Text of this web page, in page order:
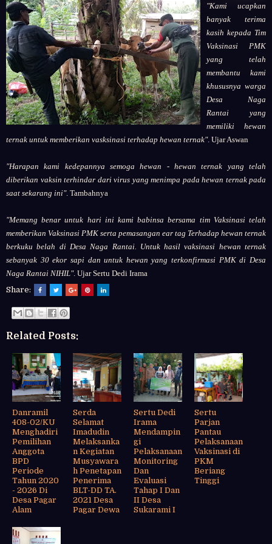
"Kami ucapkan
banyak terima
kasih kepada Tim
Vaksinasi PMK
yang telah
membantu kami
khususnya warga
Desa Naga
Rantai yang
memiliki hewan
ternak untuk memberikan vasksinasi terhadap hewan ternak". Ujar Aswan
"Harapan kami kedepannya semoga hewan - hewan ternak yang telah
diberikan vaksin terhindar dari virus yang menimpa pada hewan ternak pada
saat sekarang ini". Tambahnya
"Memang benar untuk hari ini kami babinsa bersama tim Vaksinasi telah
memberikan Vaksinasi PMK serta pemasangan ear tag Terhadap hewan ternak
berkuku belah di Desa Naga Rantai. Untuk hasil vaksinasi hewan ternak
sebanyak 30 ekor sapi dan untuk hewan yang terkonfirmasi PMK di Desa
Naga Rantai NIHIL". Ujar Sertu Dedi Irama
Share:
Related Posts:
Danramil
408-02/KU
Menghadiri
Pemilihan
Anggota
BPD
Periode
Tahun 2020
- 2026 Di
Desa Pagar
Alam
Serda
Selamat
Imadudin
Melaksanka
n Kegiatan
Musyawara
h Penetapan
Penerima
BLT-DD TA.
2021 Desa
Pagar Dewa
Sertu Dedi
Irama
Mendampin
gi
Pelaksanaan
Monitoring
Dan
Evaluasi
Tahap I Dan
II Desa
Sukarami I
Sertu
Parjan
Pantau
Pelaksanaan
Vaksinasi di
PKM
Beriang
Tinggi